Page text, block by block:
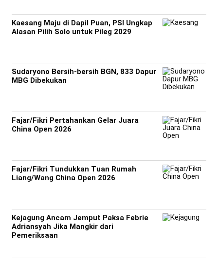
Kaesang Maju di Dapil Puan, PSI Ungkap
Alasan Pilih Solo untuk Pileg 2029
Sudaryono Bersih-bersih BGN, 833 Dapur
MBG Dibekukan
Fajar/Fikri Pertahankan Gelar Juara
China Open 2026
Fajar/Fikri Tundukkan Tuan Rumah
Liang/Wang China Open 2026
Kejagung Ancam Jemput Paksa Febrie
Adriansyah Jika Mangkir dari
Pemeriksaan